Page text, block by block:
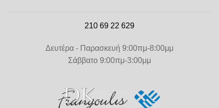
210 69 22 629
Δευτέρα - Παρασκευή 9:00πμ-8:00μμ
Σάββατο 9:00πμ-3:00μμ